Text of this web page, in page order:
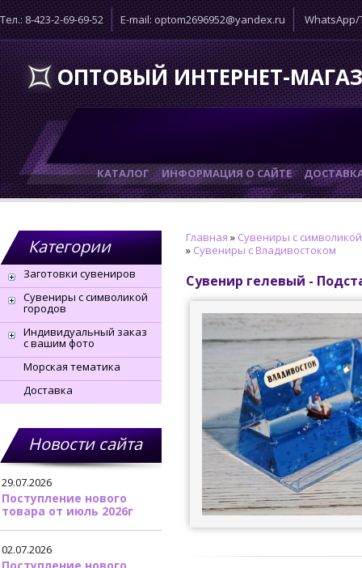
Тел.: 8-423-2-69-69-52 E-mail: optom2696952@yandex.ru WhatsApp/
ОПТОВЫЙ ИНТЕРНЕТ-
КАТАЛОГ ИНФОРМАЦИЯ О САЙТЕ
Категории
Заготовки сувениров
Сувениры с символикой
городов
Индивидуальный заказ
с вашим фото
Морская тематика
Доставка
Новости сайта
29.07.2026
Поступление нового
товара от июль 2026г
02.07.2026
Главная » Сувениры с
» Сувениры с Владивостоком
Сувенир гелевый -